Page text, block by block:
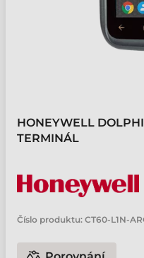
HONEYWELL
TERMINÁL
Číslo produktu: CT60-L1N-